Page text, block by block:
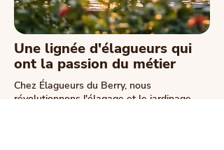
Une lignée d'élagueurs qui
ont la passion du métier
Chez Élagueurs du Berry, nous
révolutionnons l'élagage et le jardinage